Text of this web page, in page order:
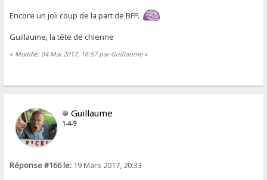
Encore un joli coup de la part de BFP.
Guillaume, la tête de chienne
« Modifié: 04 Mai 2017, 16:57 par Guillaume»
Guillaume
1-4-9
Réponse #166 le: 19 Mars 2017, 20:33